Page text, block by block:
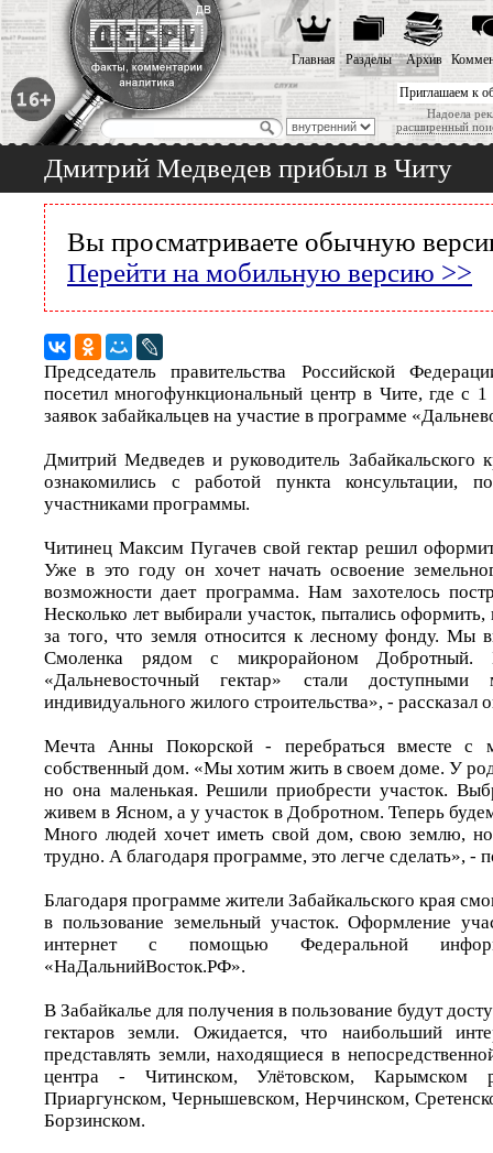
Приглашаем к
Надоела
расширенный
Главная Разделы Архив
Дмитрий Медведев прибыл в Читу
Вы просматриваете обычную
Перейти на мобильную версию >>
Председатель правительства Российской
посетил многофункциональный центр в Чите, где с 1
заявок забайкальцев на участие в программе
Дмитрий Медведев и руководитель Забайкальского
ознакомились с работой пункта консультации,
участниками программы.
Читинец Максим Пугачев свой гектар решил
Уже в это году он хочет начать освоение
возможности дает программа. Нам захотелось
Несколько лет выбирали участок, пытались
за того, что земля относится к лесному фонду. Мы
Смоленка рядом с микрорайоном Добротный.
«Дальневосточный гектар» стали
индивидуального жилого строительства», - рассказал
Мечта Анны Покорской - перебраться вместе с
собственный дом. «Мы хотим жить в своем доме. У
но она маленькая. Решили приобрести участок.
живем в Ясном, а у участок в Добротном. Теперь
Много людей хочет иметь свой дом, свою землю, но
трудно. А благодаря программе, это легче сделать», -
Благодаря программе жители Забайкальского края
в пользование земельный участок. Оформление
интернет с помощью Федеральной
«НаДальнийВосток.РФ».
В Забайкалье для получения в пользование будут
гектаров земли. Ожидается, что наибольший
представлять земли, находящиеся в
центра - Читинском, Улётовском,
Приаргунском, Чернышевском, Нерчинском,
Борзинском.